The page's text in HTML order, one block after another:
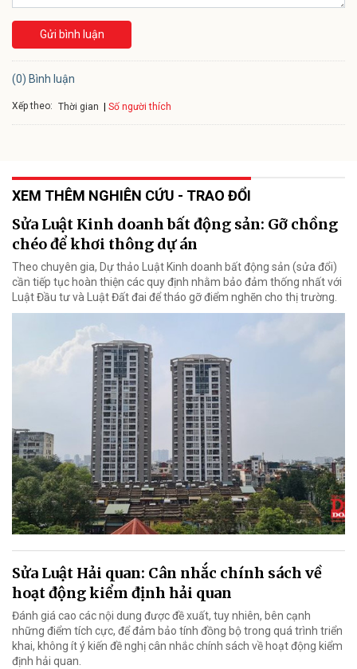
Gửi bình luận
(0) Bình luận
Xếp theo: Thời gian Số người thích
XEM THÊM NGHIÊN CỨU - TRAO ĐỔI
Sửa Luật Kinh doanh bất động sản: Gỡ chồng
chéo để khơi thông dự án
Theo chuyên gia, Dự thảo Luật Kinh doanh bất động sản (sửa đổi)
cần tiếp tục hoàn thiện các quy định nhằm bảo đảm thống nhất với
Luật Đầu tư và Luật Đất đai để tháo gỡ điểm nghẽn cho thị trường.
Sửa Luật Hải quan: Cân nhắc chính sách về
hoạt động kiểm định hải quan
Đánh giá cao các nội dung được đề xuất, tuy nhiên, bên cạnh
những điểm tích cực, để đảm bảo tính đồng bộ trong quá trình triển
khai, không ít ý kiến đề nghị cân nhắc chính sách về hoạt động kiểm
định hải quan.